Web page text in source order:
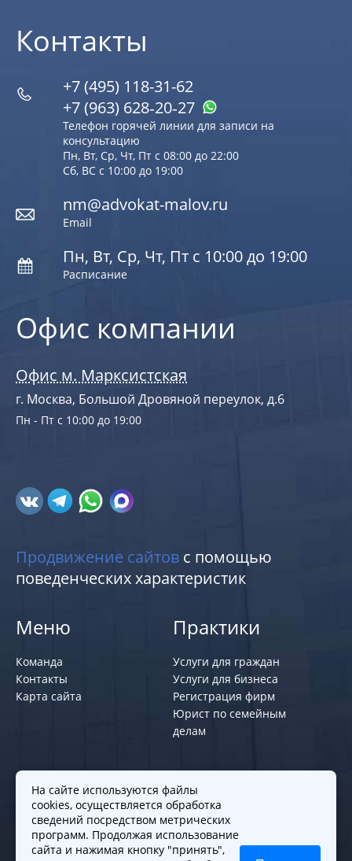
Офис компании
Офис м. Марксистская
г. Москва, Большой Дровяной переулок, д.6
Пн - Пт с 10:00 до 19:00
Контакты
+7 (495) 118-31-62
+7 (963) 628‑20‑27
Телефон горячей линии для записи на
консультацию
Пн, Вт, Ср, Чт, Пт с 08:00 до 22:00
Сб, ВС с 10:00 до 19:00
nm@advokat-malov.ru
Email
Пн, Вт, Ср, Чт, Пт с 10:00 до 19:00
Расписание
Продвижение сайтов с помощью
поведенческих характеристик
Меню
Команда
Контакты
Карта сайта
Практики
Услуги для граждан
Услуги для бизнеса
Регистрация фирм
Юрист по семейным
делам
Политики и правила
Политика обработки персональных
данных
Согласие на обработку cookies
На сайте используются файлы
cookies, осуществляется обработка
сведений посредством метрических
программ. Продолжая использование
сайта и нажимая кнопку "принять",